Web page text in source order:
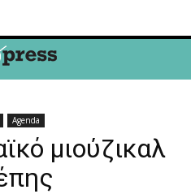
Agenda
μιούζικαλ